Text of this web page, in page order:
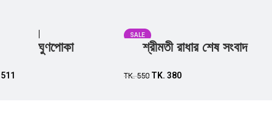
Add to cart
ঘুণপোকা
511
SALE
শ্রীমতী রাধার শেষ সংবাদ
TK.550 TK. 380